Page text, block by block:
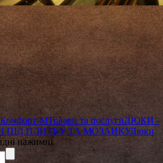
Комфорт-МТовари та послугиЛЮКИ -
ПІД ПЛИТКУ ТА МОЗАИКУЛюки
нажимні